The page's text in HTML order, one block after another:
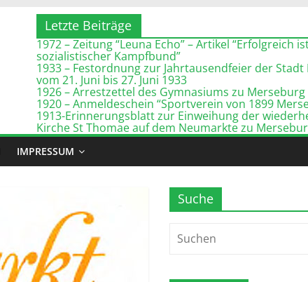
Letzte Beiträge
1972 – Zeitung “Leuna Echo” – Artikel “Erfolgreich
sozialistischer Kampfbund”
1933 – Festordnung zur Jahrtausendfeier der
vom 21. Juni bis 27. Juni 1933
1926 – Arrestzettel des Gymnasiums zu Merseburg
1920 – Anmeldeschein “Sportverein von 1899
1913-Erinnerungsblatt zur Einweihung der
Kirche St Thomae auf dem Neumarkte zu
IMPRESSUM
Suche